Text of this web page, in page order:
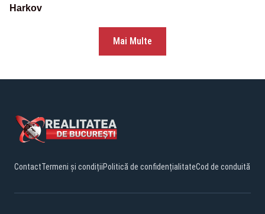
Harkov
Mai Multe
ContactTermeni și condițiiPolitică de confidențialitateCod de conduită